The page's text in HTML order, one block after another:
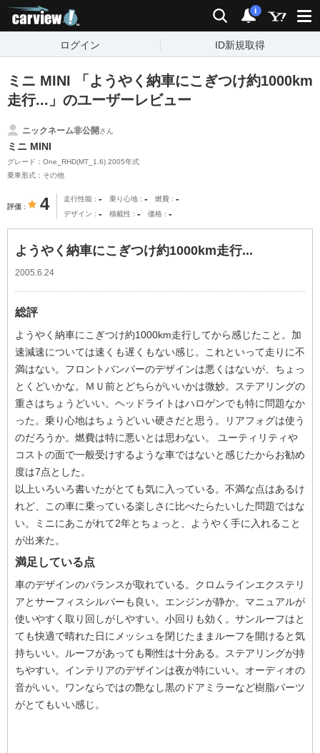
検索 通知
i
ログイン ID新規取得
ミニ MINI 「ようやく納車にこぎつけ約1000km
走行...」のユーザーレビュー
ニックネーム非公開さん
ミニ MINI
グレード：One_RHD(MT_1.6) 2005年式
乗車形式：その他
評価 4 走行性能 - 乗り心地 - 燃費 -
デザイン - 積載性 - 価格 -
ようやく納車にこぎつけ約1000km走行...
2005.6.24
総評
ようやく納車にこぎつけ約1000km走行してから感じたこと。加
速減速については速くも遅くもない感じ。これといって走りに不
満はない。フロントバンパーのデザインは悪くはないが、ちょっ
とくどいかな。ＭＵ前とどちらがいいかは微妙。ステアリングの
重さはちょうどいい。ヘッドライトはハロゲンでも特に問題なか
った。乗り心地はちょうどいい硬さだと思う。リアフォグは使う
のだろうか。燃費は特に悪いとは思わない。 ユーティリティや
コストの面で一般受けするような車ではないと感じたからお勧め
度は7点とした。
以上いろいろ書いたがとても気に入っている。不満な点はあるけ
れど、この車に乗っている楽しさに比べたらたいした問題ではな
い。ミニにあこがれて2年とちょっと、ようやく手に入れること
が出来た。
満足している点
車のデザインのバランスが取れている。クロムラインエクステリ
アとサーフィスシルバーも良い。エンジンが静か。マニュアルが
使いやすく取り回しがしやすい。小回りも効く。サンルーフはと
ても快適で晴れた日にメッシュを閉じたままルーフを開けると気
持ちいい。ルーフがあっても剛性は十分ある。ステアリングが持
ちやすい。インテリアのデザインは夜が特にいい。オーディオの
音がいい。ワンならではの艶なし黒のドアミラーなど樹脂パーツ
がとてもいい感じ。